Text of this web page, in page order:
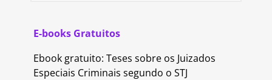
E-books Gratuitos
Ebook gratuito: Teses sobre os Juizados
Especiais Criminais segundo o STJ